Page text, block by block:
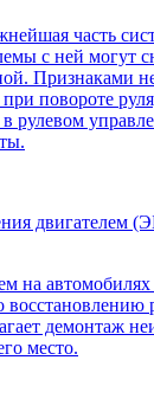
часть
с ней могут
Признаками
повороте
в рулевом
двигателем
на автомобилях
восстановлению
демонтаж
место.